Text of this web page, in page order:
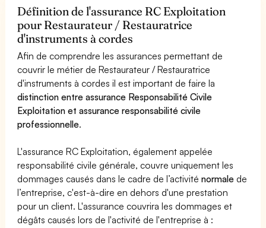
Définition de l'assurance RC Exploitation
pour Restaurateur / Restauratrice
d'instruments à cordes
Afin de comprendre les assurances permettant de
couvrir le métier de Restaurateur / Restauratrice
d'instruments à cordes il est important de faire la
distinction entre assurance Responsabilité Civile
Exploitation et assurance responsabilité civile
professionnelle.
L'assurance RC Exploitation, également appelée
responsabilité civile générale, couvre uniquement les
dommages causés dans le cadre de l’activiténormale de
l’entreprise, c'est-à-dire en dehors d'une prestation
pour un client. L'assurance couvrira les dommages et
dégâts causés lors de l'activité de l'entreprise à :